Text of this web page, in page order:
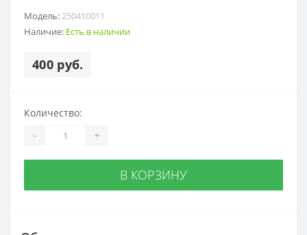
Модель:250410011
Наличие: Есть в наличии
400 руб.
Количество:
- +
В КОРЗИНУ